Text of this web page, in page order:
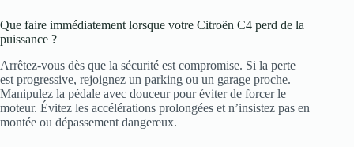
Que faire immédiatement lorsque votre Citroën C4 perd de la
puissance ?
Arrêtez-vous dès que la sécurité est compromise. Si la perte
est progressive, rejoignez un parking ou un garage proche.
Manipulez la pédale avec douceur pour éviter de forcer le
moteur. Évitez les accélérations prolongées et n’insistez pas en
montée ou dépassement dangereux.